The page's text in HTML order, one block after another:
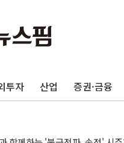
투자 산업 증권·금융
미군 "오산기지 누출, 백린 아닌
염산처리업체서 불 2시간30